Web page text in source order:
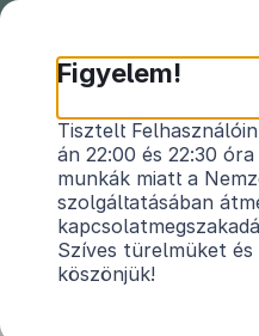
rendeletek
Önkormányzati
Vármegye
Vas
Kibocsátó
Kercaszomor Község
Figyelem!
Tisztelt
án 22:00 és 22:30
munkák miatt a
szolgáltatásában
Szíves türelmüket és
köszönjük!